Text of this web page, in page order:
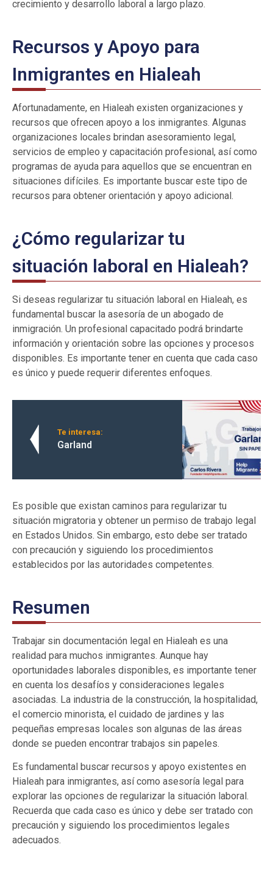
crecimiento y desarrollo laboral a largo plazo.
Recursos y Apoyo para
Inmigrantes en Hialeah
Afortunadamente, en Hialeah existen organizaciones y
recursos que ofrecen apoyo a los inmigrantes. Algunas
organizaciones locales brindan asesoramiento legal,
servicios de empleo y capacitación profesional, así como
programas de ayuda para aquellos que se encuentran en
situaciones difíciles. Es importante buscar este tipo de
recursos para obtener orientación y apoyo adicional.
¿Cómo regularizar tu
situación laboral en Hialeah?
Si deseas regularizar tu situación laboral en Hialeah, es
fundamental buscar la asesoría de un abogado de
inmigración. Un profesional capacitado podrá brindarte
información y orientación sobre las opciones y procesos
disponibles. Es importante tener en cuenta que cada caso
es único y puede requerir diferentes enfoques.
Te interesa:
Garland
Es posible que existan caminos para regularizar tu
situación migratoria y obtener un permiso de trabajo legal
en Estados Unidos. Sin embargo, esto debe ser tratado
con precaución y siguiendo los procedimientos
establecidos por las autoridades competentes.
Resumen
Trabajar sin documentación legal en Hialeah es una
realidad para muchos inmigrantes. Aunque hay
oportunidades laborales disponibles, es importante tener
en cuenta los desafíos y consideraciones legales
asociadas. La industria de la construcción, la hospitalidad,
el comercio minorista, el cuidado de jardines y las
pequeñas empresas locales son algunas de las áreas
donde se pueden encontrar trabajos sin papeles.
Es fundamental buscar recursos y apoyo existentes en
Hialeah para inmigrantes, así como asesoría legal para
explorar las opciones de regularizar la situación laboral.
Recuerda que cada caso es único y debe ser tratado con
precaución y siguiendo los procedimientos legales
adecuados.